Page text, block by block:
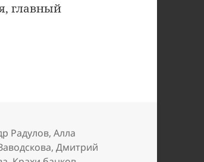
главный
Радулов,Алла
,Дмитрий